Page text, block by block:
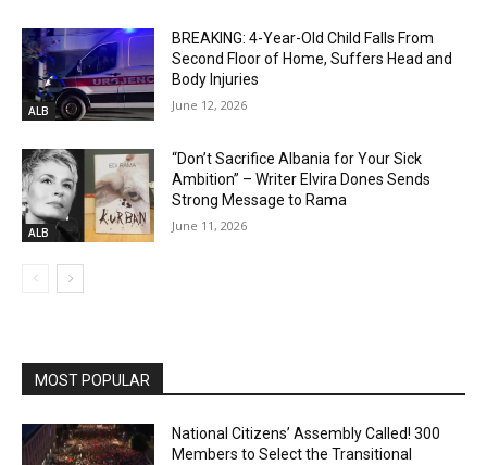
ALB
BREAKING: 4-Year-Old Child Falls From
Second Floor of Home, Suffers Head and
Body Injuries
June 12, 2026
ALB
“Don’t Sacrifice Albania for Your Sick
Ambition” – Writer Elvira Dones Sends
Strong Message to Rama
June 11, 2026
MOST POPULAR
National Citizens’ Assembly Called! 300
Members to Select the Transitional